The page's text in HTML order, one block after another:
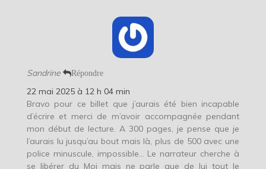
Sandrine Répondre
22 mai 2025 à 12 h 04 min
Bravo pour ce billet que j’aurais été bien incapable
d’écrire et merci de m’avoir accompagnée pendant
mon début de lecture. A 300 pages, je pense que je
l’aurais lu jusqu’au bout mais là, plus de 500 avec une
police minuscule, impossible… Le narrateur cherche à
se libérer du Moi mais ne parle que de lui tout le